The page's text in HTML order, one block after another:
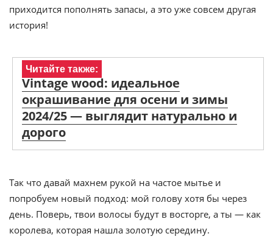
приходится пополнять запасы, а это уже совсем другая
история!
Читайте также:
Vintage wood: идеальное
окрашивание для осени и зимы
2024/25 — выглядит натурально и
дорого
Так что давай махнем рукой на частое мытье и
попробуем новый подход: мой голову хотя бы через
день. Поверь, твои волосы будут в восторге, а ты — как
королева, которая нашла золотую середину.